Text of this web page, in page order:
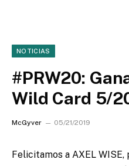
NOTICIAS
#PRW20:
Wild Card 5/
McGyver 05/21/2019
Felicitamos a AXEL